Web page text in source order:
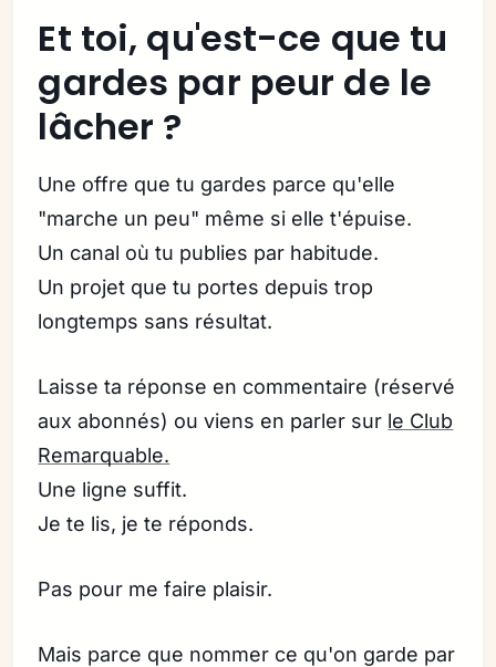
Et toi, qu'est-ce que tu
gardes par peur de le
lâcher ?
Une offre que tu gardes parce qu'elle
"marche un peu" même si elle t'épuise.
Un canal où tu publies par habitude.
Un projet que tu portes depuis trop
longtemps sans résultat.
Laisse ta réponse en commentaire (réservé
aux abonnés) ou viens en parler sur le Club
Remarquable.
Une ligne suffit.
Je te lis, je te réponds.
Pas pour me faire plaisir.
Mais parce que nommer ce qu'on garde par